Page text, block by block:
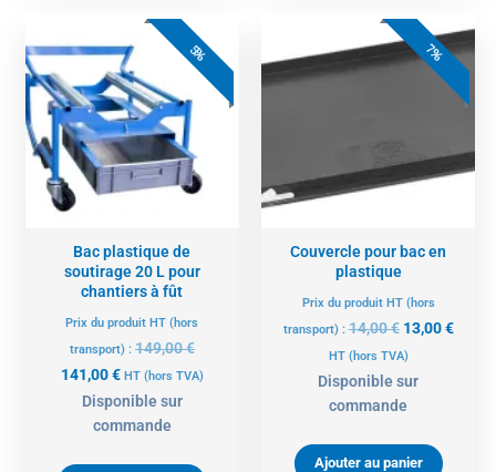
5%
Bac plastique de
soutirage 20 L pour
chantiers à fût
Prix du produit HT (hors
transport) : 149,00€
prix
initial
était :
141,00€
prix
actuel
est :
141,00 €.
HT (hors TVA)
Disponible sur
commande
7%
Couvercle pour bac en
plastique
Prix du produit HT (hors
transport) :14,00€
Le
prix
initial
13,00€
Le
prix
actuel
est :
HT (hors TVA)
Disponible sur
commande
Ajouter au panier